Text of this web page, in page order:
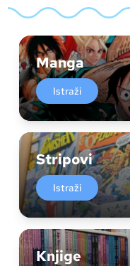
Manga
Istraži
Stripovi
Istraži
Knjige